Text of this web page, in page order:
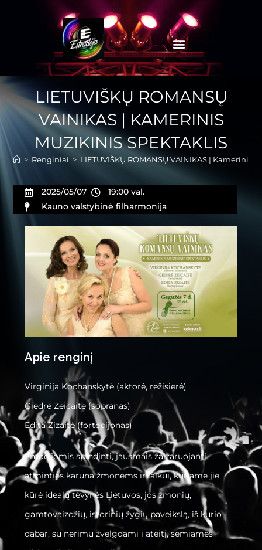
LIETUVIŠKŲ ROMANSŲ
VAINIKAS | KAMERINIS
MUZIKINIS SPEKTAKLIS
> Renginiai > LIETUVIŠKŲ ROMANSŲ VAINIKAS | Kamerinis
2025/05/07
19:00 val.
Kauno valstybinė filharmonija
Apie renginį
Virginija Kochanskytė (aktorė, režisierė)
Giedrė Zeicaitė (sopranas)
Edita Zizaitė (fortepijonas)
Emocijomis spindinti, jausmais žaižaruojanti
atminties karūna žmonėms ir laikui, kuriame jie
kūrė idealų tėvynės Lietuvos, jos žmonių,
gamtovaizdžių, istorinių žygių paveikslą, iš kurio
dabar, su nerimu žvelgdami į ateitį, semiamės